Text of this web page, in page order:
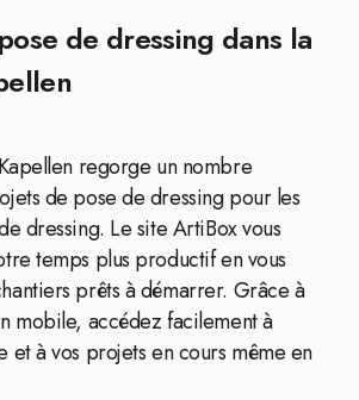
de dressing dans la
regorge un nombre
de pose de dressing pour les
dressing. Le site ArtiBox vous
temps plus productif en vous
prêts à démarrer. Grâce à
mobile, accédez facilement à
et à vos projets en cours même en